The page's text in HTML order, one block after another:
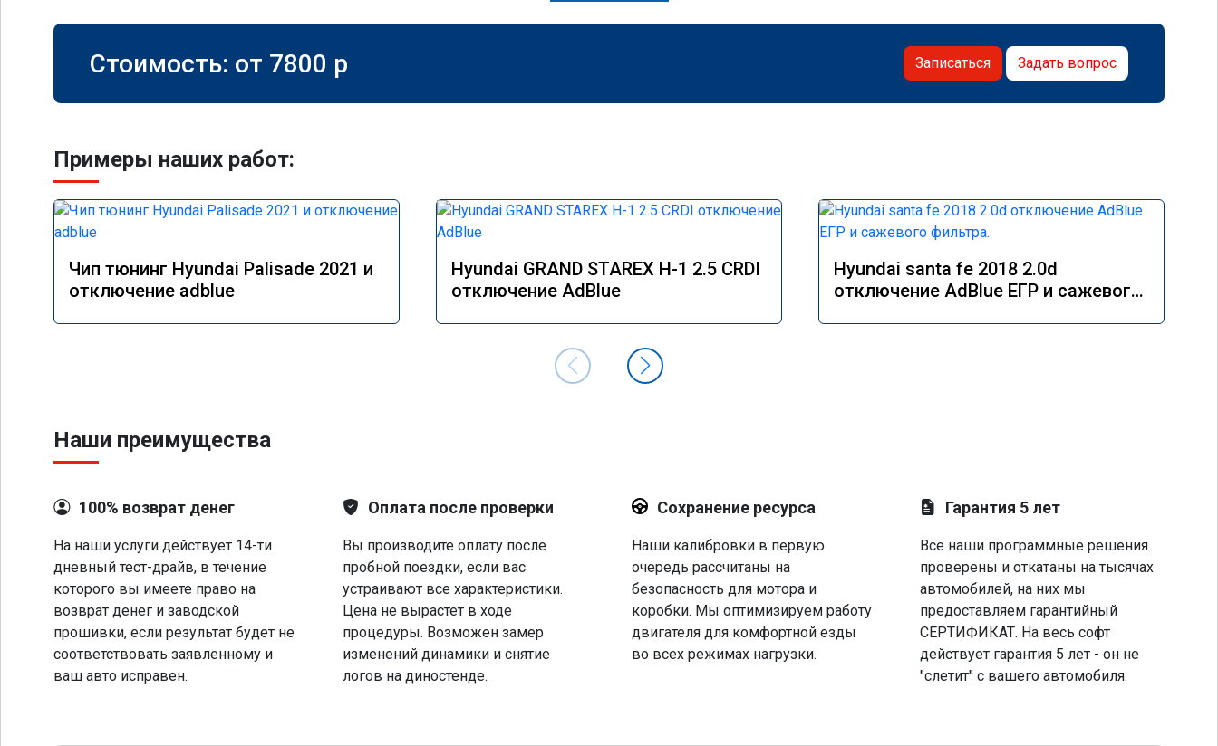
Стоимость: от 7800 p Записаться Задать вопрос
Примеры наших работ:
Чип тюнинг Hyundai Palisade 2021 и
отключение adblue
Hyundai GRAND STAREX H-1 2.5 CRDI
отключение AdBlue
Hyundai santa fe 2018 2.0d
отключение AdBlue ЕГР и сажевого
Наши преимущества
100% возврат денег
На наши услуги действует 14-ти
дневный тест-драйв, в течение
которого вы имеете право на
возврат денег и заводской
прошивки, если результат будет не
соответствовать заявленному и
ваш авто исправен.
Оплата после проверки
Вы производите оплату после
пробной поездки, если вас
устраивают все характеристики.
Цена не вырастет в ходе
процедуры. Возможен замер
изменений динамики и снятие
логов на диностенде.
Сохранение ресурса
Наши калибровки в первую
очередь рассчитаны на
безопасность для мотора и
коробки. Мы оптимизируем работу
двигателя для комфортной езды
во всех режимах нагрузки.
Гарантия 5 лет
Все наши программные решения
проверены и откатаны на тысячах
автомобилей, на них мы
предоставляем гарантийный
СЕРТИФИКАТ. На весь софт
действует гарантия 5 лет - он не
"слетит" с вашего автомобиля.